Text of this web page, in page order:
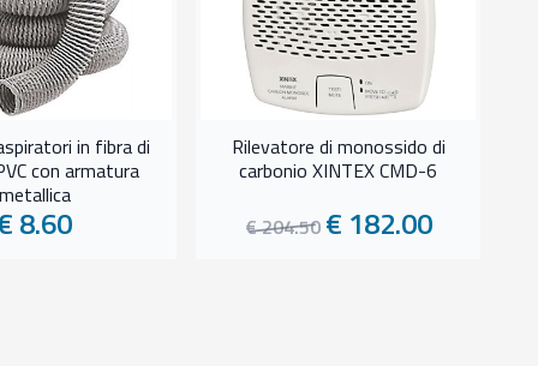
in fibra di
con armatura
metallica
8.60
Rilevatore di monossido di
carbonio XINTEX CMD-6
€ 204.50 € 182.00